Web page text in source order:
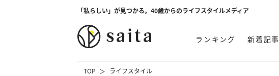
「私らしい」が見つかる。40歳からのライフスタイルメディア
ランキング 新着記事
TOP ライフスタイル